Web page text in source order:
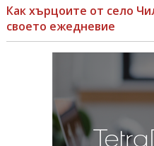
Как хърцоите от село
своето ежедневие